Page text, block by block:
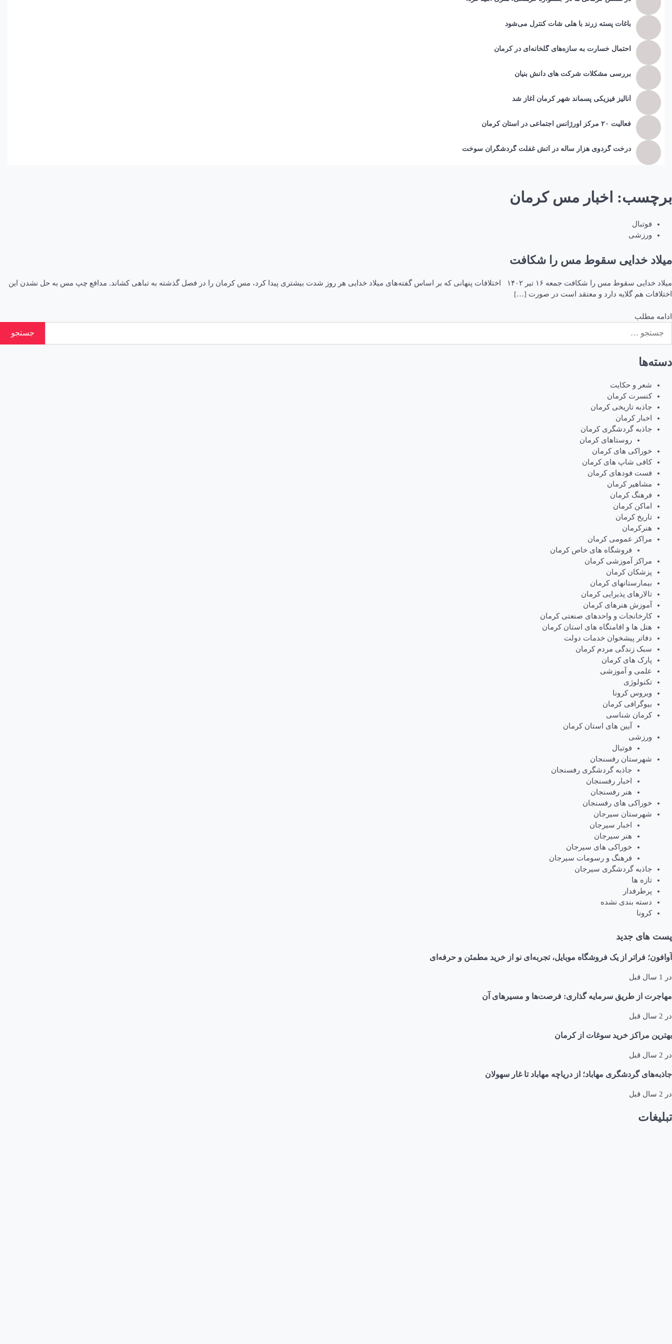
باغات پسته زرند با هلی شات کنترل می‌شود
احتمال خسارت به ساز‌ه‌های گلخانه‌ای در کرمان
بررسی مشکلات شرکت های دانش بنیان
آنالیز فیزیکی پسماند شهر کرمان آغاز شد
فعالیت ۲۰ مرکز اورژانس اجتماعی در استان کرمان
درخت گردوی هزار ساله در آتش غفلت گردشگران سوخت
برچسب: اخبار مس کرمان
فوتبال
ورزشی
میلاد خدایی سقوط مس را شکافت
میلاد خدایی سقوط مس را شکافت جمعه ۱۶ تیر ۱۴۰۲ اختلافات پنهانی که بر اساس گفته‌های میلاد خدایی هر روز شدت بیشتری پیدا کرد، مس کرمان را در فصل گذشته به تباهی کشاند. مدافع چپ مس به حل نشدن این
اختلافات هم گلایه دارد و معتقد است در صورت […]
ادامه مطلب
برای:
دسته‌ها
شعر و حکایت
کنسرت کرمان
جاذبه تاریخی کرمان
اخبار کرمان
جاذبه گردشگری کرمان
روستاهای کرمان
خوراکی های کرمان
کافی شاپ های کرمان
فست فودهای کرمان
مشاهیر کرمان
فرهنگ کرمان
اماکن کرمان
تاریخ کرمان
هنرکرمان
مراکز عمومی کرمان
فروشگاه های خاص کرمان
مراکز آموزشی کرمان
پزشکان کرمان
بیمارستانهای کرمان
تالارهای پذیرایی کرمان
آموزش هنرهای کرمان
کارخانجات و واحدهای صنعتی کرمان
هتل ها و اقامتگاه های استان کرمان
دفاتر پیشخوان خدمات دولت
سبک زندگی مردم کرمان
پارک های کرمان
علمی و آموزشی
تکنولوژی
ویروس کرونا
بیوگرافی کرمان
کرمان شناسی
آیین های استان کرمان
ورزشی
فوتبال
شهرستان رفسنجان
جاذبه گردشگری رفسنجان
اخبار رفسنجان
هنر رفسنجان
خوراکی های رفسنجان
شهرستان سیرجان
اخبار سیرجان
هنر سیرجان
خوراکی های سیرجان
فرهنگ و رسومات سیرجان
جاذبه گردشگری سیرجان
تازه ها
پرطرفدار
دسته بندی نشده
کرونا
پست های جدید
آوافون؛ فراتر از یک فروشگاه موبایل، تجربه‌ای نو از خرید مطمئن و حرفه‌ای
در 1 سال قبل
مهاجرت از طریق سرمایه گذاری: فرصت‌ها و مسیرهای آن
در 2 سال قبل
بهترین مراکز خرید سوغات از کرمان
در 2 سال قبل
جاذبه‌های گردشگری مهاباد؛ از دریاچه مهاباد تا غار سهولان
در 2 سال قبل
تبلیغات